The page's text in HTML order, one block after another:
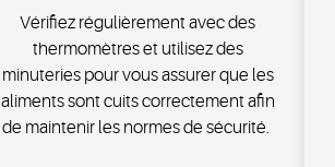
Vérifiez régulièrement avec des
thermomètres et utilisez des
minuteries pour vous assurer que les
aliments sont cuits correctement afin
de maintenir les normes de sécurité.